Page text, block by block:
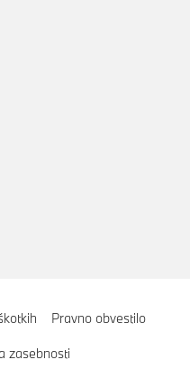
Pravno obvestilo
zasebnosti